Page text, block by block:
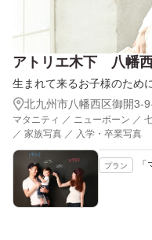
アトリエ木下 八幡
生まれて来るお子様のため
北九州市八幡西区御開3-
マタニティ ／ ニューボーン ／
／ 家族写真 ／ 入学・卒業写真
プラン